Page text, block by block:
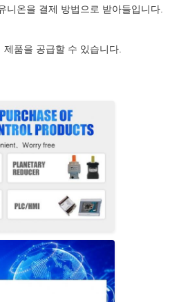
니온을 결제 방법으로 받아들입니다.
품을 공급할 수 있습니다.